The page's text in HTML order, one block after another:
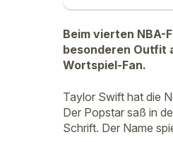
Beim vierten NBA-
besonderen Outfit
Wortspiel-Fan.
Taylor Swift hat die
Der Popstar saß in
Schrift. Der Name